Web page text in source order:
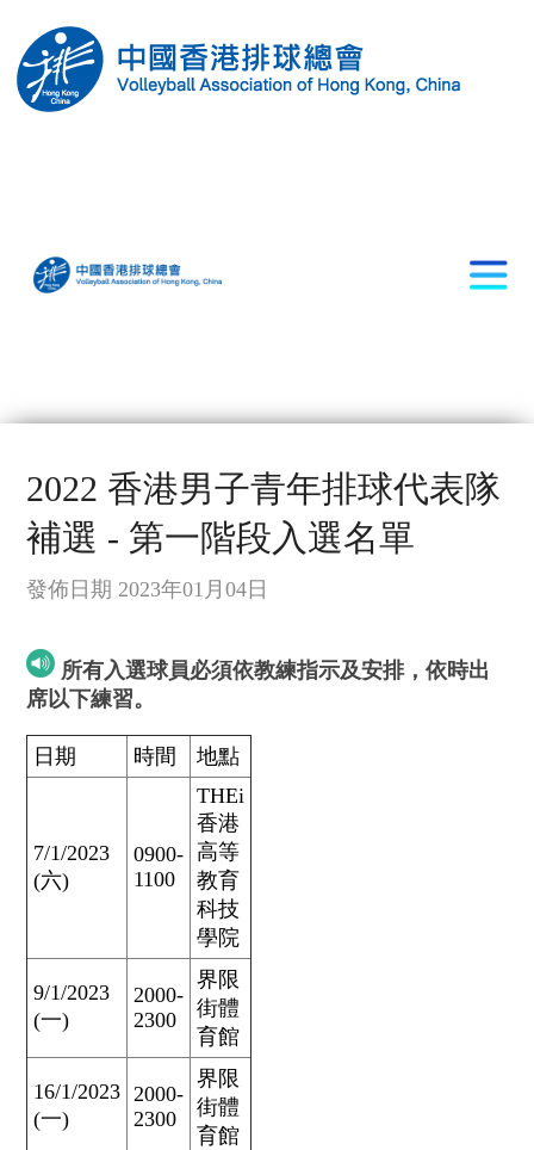
2022 香港男子青年排球代表隊
補選 - 第一階段入選名單
發佈日期 2023年01月04日
所有入選球員必須依教練指示及安排，依時出
席以下練習。
日期 時間 地點
7/1/2023
(六)
0900-
1100
THEi
香港
高等
教育
科技
學院
9/1/2023
(一)
2000-
2300
界限
街體
育館
16/1/2023
(一)
2000-
2300
界限
街體
育館